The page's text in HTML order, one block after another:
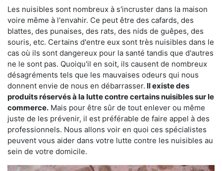
Les nuisibles sont nombreux à s'incruster dans la maison
voire même à l'envahir. Ce peut être des cafards, des
blattes, des punaises, des rats, des nids de guêpes, des
souris, etc. Certains d'entre eux sont très nuisibles dans le
cas où ils sont dangereux pour la santé tandis que d'autres
ne le sont pas. Quoiqu'il en soit, ils causent de nombreux
désagréments tels que les mauvaises odeurs qui nous
donnent envie de nous en débarrasser. Il existe des
produits réservés à la lutte contre certains nuisibles sur le
commerce. Mais pour être sûr de tout enlever ou même
juste de les prévenir, il est préférable de faire appel à des
professionnels. Nous allons voir en quoi ces spécialistes
peuvent vous aider dans votre lutte contre les nuisibles au
sein de votre domicile.